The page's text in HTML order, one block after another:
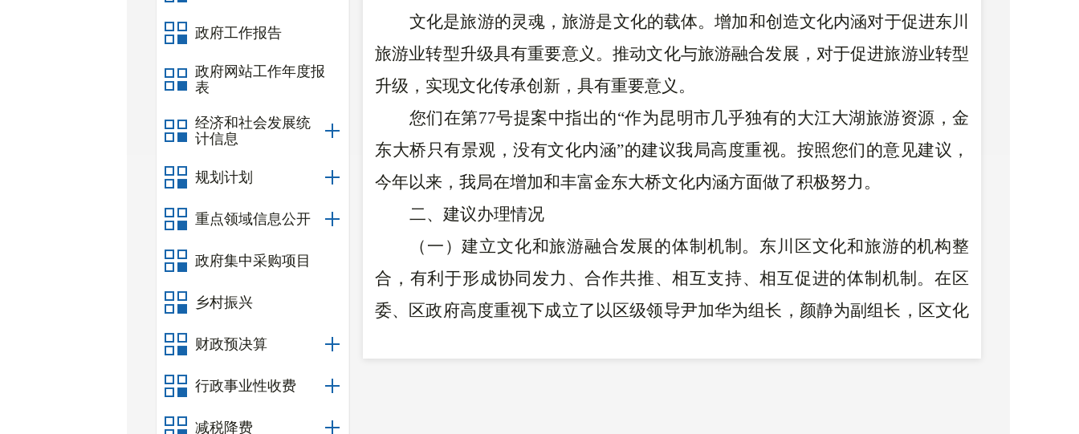
政府工作报告
政府网站工作年度报
表
经济和社会发展统
计信息
规划计划
重点领域信息公开
政府集中采购项目
乡村振兴
财政预决算
行政事业性收费
减税降费
文化是旅游的灵魂，旅游是文化的载体。增加和创造文化内涵对于促进东川
旅游业转型升级具有重要意义。推动文化与旅游融合发展，对于促进旅游业转型
升级，实现文化传承创新，具有重要意义。
您们在第77号提案中指出的“作为昆明市几乎独有的大江大湖旅游资源，金
东大桥只有景观，没有文化内涵”的建议我局高度重视。按照您们的意见建议，
今年以来，我局在增加和丰富金东大桥文化内涵方面做了积极努力。
二、建议办理情况
（一）建立文化和旅游融合发展的体制机制。 东川区文化和旅游的机构整
合，有利于形成协同发力、合作共推、相互支持、相互促进的体制机制。在区
委、区政府高度重视下成立了以区级领导尹加华为组长，颜静为副组长，区文化